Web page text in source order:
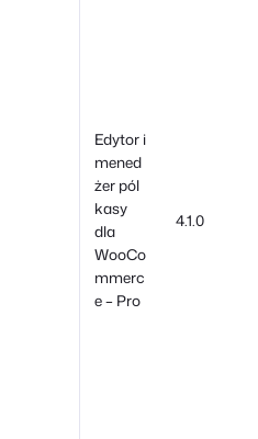
Edytor i
mened
żer pól
kasy
dla
WooCo
mmerc
e – Pro
4.1.0